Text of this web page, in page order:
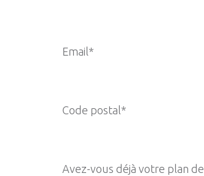
Email*
Code postal*
Avez-vous déjà votre plan de